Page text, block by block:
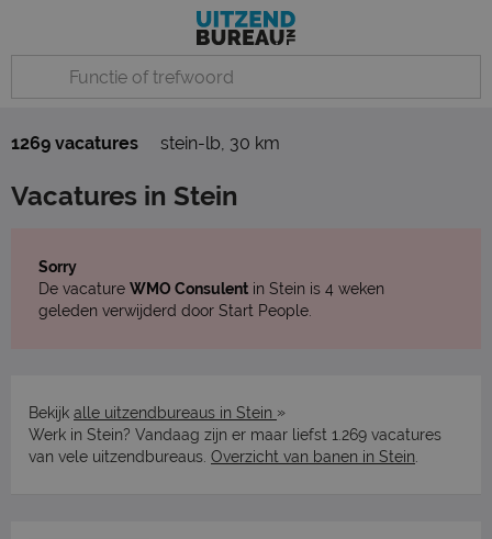
1269 vacatures stein-lb, 30 km
Vacatures in Stein
Sorry
De vacature WMO Consulent in Stein is 4 weken
geleden verwijderd door Start People.
Bekijk alle uitzendbureaus in Stein »
Werk in Stein? Vandaag zijn er maar liefst 1.269 vacatures
van vele uitzendbureaus. Overzicht van banen in Stein